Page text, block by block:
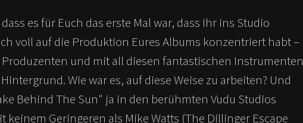
es für Euch das erste Mal war, dass Ihr ins Studio
voll auf die Produktion Eures Albums konzentriert habt –
und mit all diesen fantastischen Instrumenten
Wie war es, auf diese Weise zu arbeiten? Und
Behind The Sun" ja in den berühmten Vudu Studios
Geringeren als Mike Watts (The Dillinger Escape